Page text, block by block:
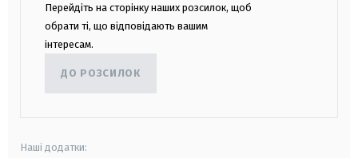
Перейдіть на сторінку наших розсилок, щоб
обрати ті, що відповідають вашим
інтересам.
ДО РОЗСИЛОК
Наші додатки: